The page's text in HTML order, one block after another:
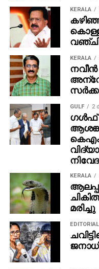
സംരക്ഷിക്കാനാണ്
വാദിച്ചിരുന്നു. മുന്
പ്രസിഡന്റും
ദിവ്യയുടെ ഫോണ്
ഉള്പ്പെടെയുള്ളവ
മറച്ചുവെക്കാനാണെന്ന
കുടുംബം
അന്വേഷണം
2024 ഒക്ടോബര്
15-
ക്വാര് ട്ടേഴ്സില് നവീന്
KERALA
KERALA
GULF 2
ഗൾഫ്
KERALA
മരിച്ചു
EDITORIAL